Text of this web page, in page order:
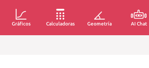
Gráficos Calculadoras Geometría AI Chat